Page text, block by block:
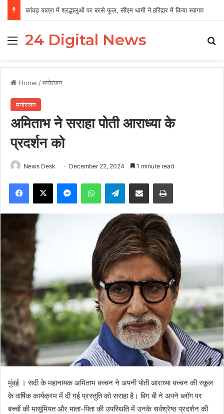
कांवड़ यात्रा में श्रद्धालुओं पर बरसे फूल, सीएम धामी ने हरिद्वार में किया स्वागत
Menu
24 Digital News
Home /मनोरंजन
मनोरंजन
अमिताभ ने सराहा पोती आराध्या के
प्रदर्शन को
News Desk December 22, 2024 1 minute read
Facebook
X MessengerWhatsAppTelegramShare via Email Print
मुंबई । सदी के महानायक अमिताभ बच्चन ने अपनी पोती आराध्या बच्चन की स्कूल
के वार्षिक कार्यक्रम में दी गई प्रस्तुति को सराहा है। बिग बी ने अपने ब्लॉग पर
बच्चों की मासूमियत और माता-पिता की उपस्थिति में उनके सर्वश्रेष्ठ प्रदर्शन की